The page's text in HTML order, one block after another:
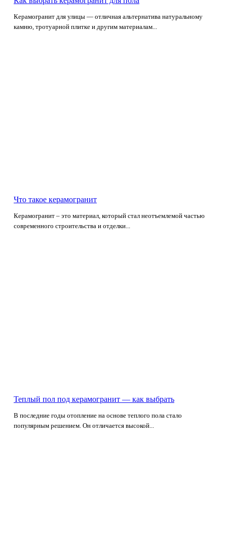
Керамогранит для улицы — отличная альтернатива натуральному
камню, тротуарной плитке и другим материалам...
Что такое керамогранит
Керамогранит – это материал, который стал неотъемлемой частью
современного строительства и отделки...
Теплый пол под керамогранит — как выбрать
В последние годы отопление на основе теплого пола стало
популярным решением. Он отличается высокой...